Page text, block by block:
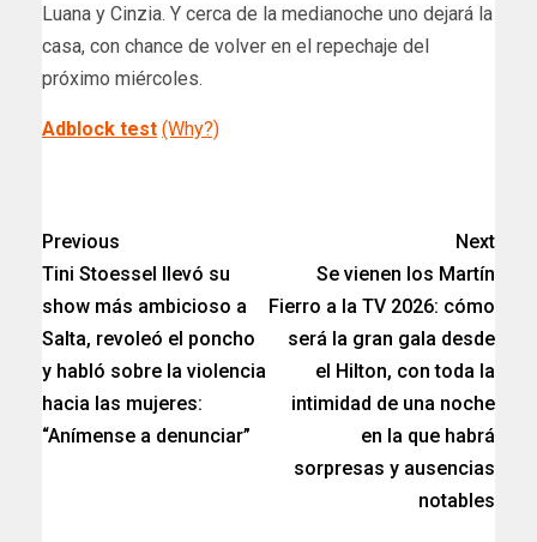
Luana y Cinzia. Y cerca de la medianoche uno dejará la
casa, con chance de volver en el repechaje del
próximo miércoles.
Adblock test (Why?)
Previous
Tini Stoessel llevó su
show más ambicioso a
Salta, revoleó el poncho
y habló sobre la violencia
hacia las mujeres:
“Anímense a denunciar”
Next
Se vienen los Martín
Fierro a la TV 2026: cómo
será la gran gala desde
el Hilton, con toda la
intimidad de una noche
en la que habrá
sorpresas y ausencias
notables